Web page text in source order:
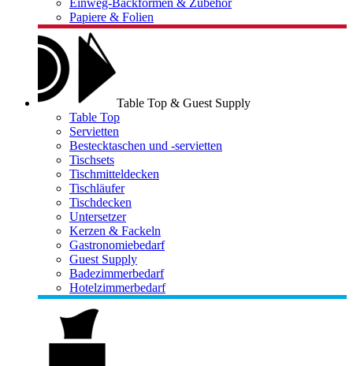
Einweg-Backformen & Zubehör
Papiere & Folien
Table Top & Guest Supply
Table Top
Servietten
Bestecktaschen und -servietten
Tischsets
Tischmitteldecken
Tischläufer
Tischdecken
Untersetzer
Kerzen & Fackeln
Gastronomiebedarf
Guest Supply
Badezimmerbedarf
Hotelzimmerbedarf